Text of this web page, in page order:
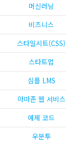
머신러닝
비즈니스
스타일시트(CSS)
스타트업
심플 LMS
아마존 웹 서비스
예제 코드
우분투